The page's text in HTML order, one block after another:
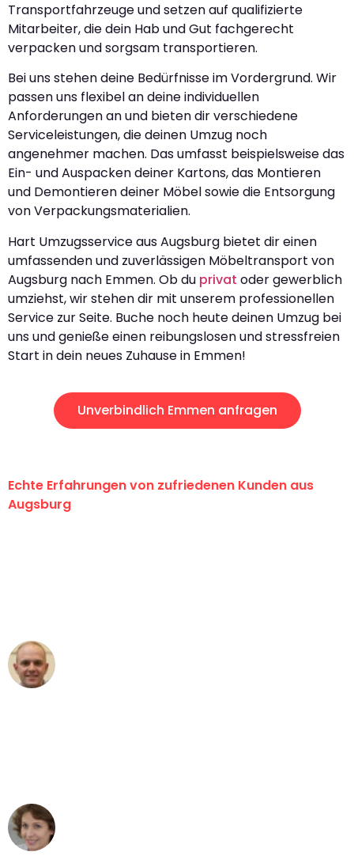
Transportfahrzeuge und setzen auf qualifizierte
Mitarbeiter, die dein Hab und Gut fachgerecht
verpacken und sorgsam transportieren.
Bei uns stehen deine Bedürfnisse im Vordergrund. Wir
passen uns flexibel an deine individuellen
Anforderungen an und bieten dir verschiedene
Serviceleistungen, die deinen Umzug noch
angenehmer machen. Das umfasst beispielsweise das
Ein- und Auspacken deiner Kartons, das Montieren
und Demontieren deiner Möbel sowie die Entsorgung
von Verpackungsmaterialien.
Hart Umzugsservice aus Augsburg bietet dir einen
umfassenden und zuverlässigen Möbeltransport von
Augsburg nach Emmen. Ob du privat oder gewerblich
umziehst, wir stehen dir mit unserem professionellen
Service zur Seite. Buche noch heute deinen Umzug bei
uns und genieße einen reibungslosen und stressfreien
Start in dein neues Zuhause in Emmen!
Unverbindlich Emmen anfragen
Echte Erfahrungen von zufriedenen Kunden aus
Augsburg